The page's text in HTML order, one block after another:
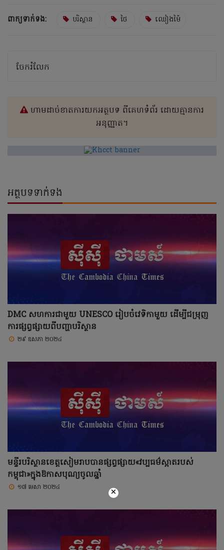
ពាក្យទាក់ទង: បរិស្ថាន ថៃ ឈៀងម៉ៃ
ចែករំលែក
ហាមដាច់ខាតការយកអត្ថបទ ពីគេហទំព័រ ដោយគ្មានការ
អនុញ្ញាត។
អត្ថបទទាក់ទង
DMC សហការជាមួយ UNESCO រៀបចំវេទិកាមួយ ដើម្បីជម្រុញ
ការផ្សព្វផ្សាយពីបញ្ហាបរិស្ថាន
២៩ ឧសភា ២០២៤
មន្ទីរបរិស្ថានខេត្តសៀមរាបបានផ្សព្វផ្សាយ«វប្បធម៌ស្អាតរបស់
កម្ពុជា»ក្នុងឱកាសបុណ្យចូលឆ្នាំ
១៧ មេសា ២០២៤ ×